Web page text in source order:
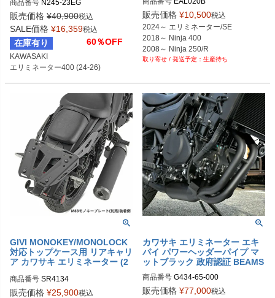
ex Racing
商品番号 N245-23EG
販売価格 ¥40,900税込
SALE価格 ¥16,359税込
在庫有り 60％OFF
KAWASAKI
エリミネーター400 (24-26)
販売価格 ¥10,500税込
2024～ エリミネーター/SE
2018～ Ninja 400
2008～ Ninja 250/R
生産待ち
GIVI MONOKEY/MONOLOCK
対応トップケース用 リアキャリ
ア カワサキ エリミネーター (2
商品番号 SR4134
販売価格 ¥25,900税込
カワサキ エリミネーター エキ
パイ パワーヘッダーパイプ マ
ットブラック 政府認証 BEAMS
商品番号 G434-65-000
販売価格 ¥77,000税込